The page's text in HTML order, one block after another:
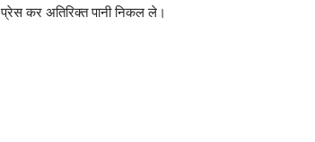
कर अतिरिक्त पानी निकल ले।